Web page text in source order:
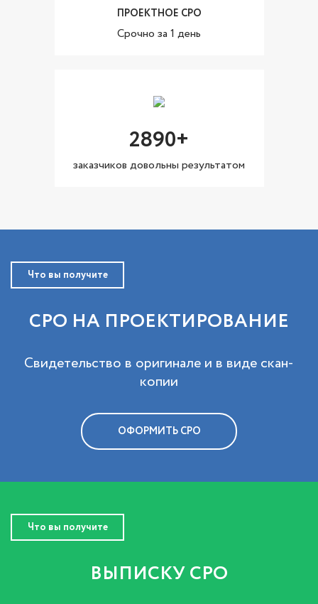
ПРОЕКТНОЕ СРО
Cрочно за 1 день
2890+
заказчиков довольны результатом
Что вы получите
СРО НА ПРОЕКТИРОВАНИЕ
Свидетельство в оригинале и в виде скан-
копии
ОФОРМИТЬ СРО
Что вы получите
ВЫПИСКУ СРО